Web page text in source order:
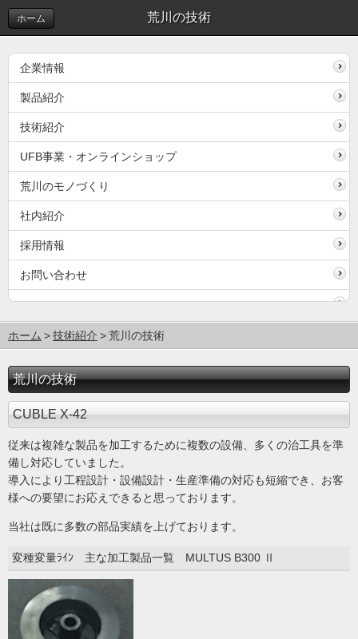
荒川の技術
ホーム
企業情報
製品紹介
技術紹介
UFB事業・オンラインショップ
荒川のモノづくり
社内紹介
採用情報
お問い合わせ
ホーム 技術紹介 荒川の技術
荒川の技術
CUBLE X-42
従来は複雑な製品を加工するために複数の設備、多くの治工具を準
備し対応していました。
導入により工程設計・設備設計・生産準備の対応も短縮でき、お客
様への要望にお応えできると思っております。
当社は既に多数の部品実績を上げております。
変種変量ﾗｲﾝ 主な加工製品一覧 MULTUS B300 Ⅱ